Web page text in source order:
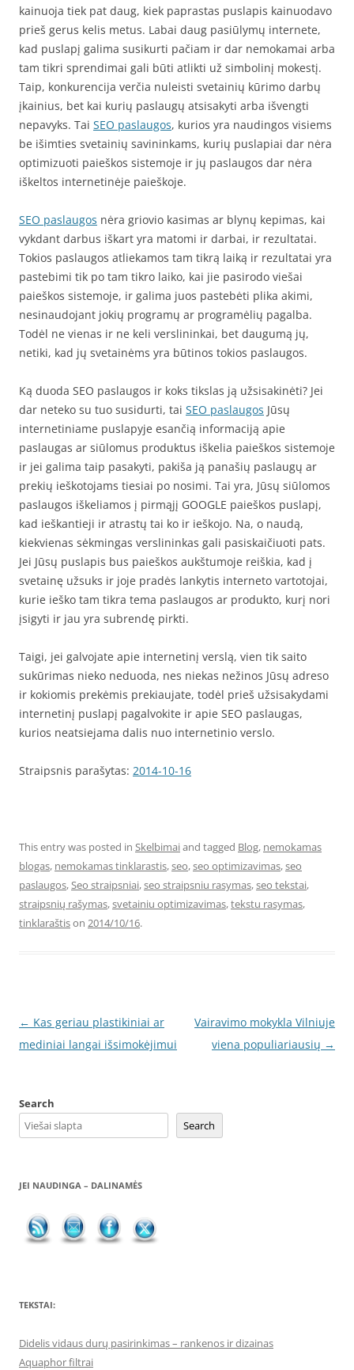
kainuoja tiek pat daug, kiek paprastas puslapis kainuodavo
prieš gerus kelis metus. Labai daug pasiūlymų internete,
kad puslapį galima susikurti pačiam ir dar nemokamai arba
tam tikri sprendimai gali būti atlikti už simbolinį mokestį.
Taip, konkurencija verčia nuleisti svetainių kūrimo darbų
įkainius, bet kai kurių paslaugų atsisakyti arba išvengti
nepavyks. Tai SEO paslaugos, kurios yra naudingos visiems
be išimties svetainių savininkams, kurių puslapiai dar nėra
optimizuoti paieškos sistemoje ir jų paslaugos dar nėra
iškeltos internetinėje paieškoje.
SEO paslaugos nėra griovio kasimas ar blynų kepimas, kai
vykdant darbus iškart yra matomi ir darbai, ir rezultatai.
Tokios paslaugos atliekamos tam tikrą laiką ir rezultatai yra
pastebimi tik po tam tikro laiko, kai jie pasirodo viešai
paieškos sistemoje, ir galima juos pastebėti plika akimi,
nesinaudojant jokių programų ar programėlių pagalba.
Todėl ne vienas ir ne keli verslininkai, bet daugumą jų,
netiki, kad jų svetainėms yra būtinos tokios paslaugos.
Ką duoda SEO paslaugos ir koks tikslas ją užsisakinėti? Jei
dar neteko su tuo susidurti, tai SEO paslaugos Jūsų
internetiniame puslapyje esančią informaciją apie
paslaugas ar siūlomus produktus iškelia paieškos sistemoje
ir jei galima taip pasakyti, pakiša ją panašių paslaugų ar
prekių ieškotojams tiesiai po nosimi. Tai yra, Jūsų siūlomos
paslaugos iškeliamos į pirmąjį GOOGLE paieškos puslapį,
kad ieškantieji ir atrastų tai ko ir ieškojo. Na, o naudą,
kiekvienas sėkmingas verslininkas gali pasiskaičiuoti pats.
Jei Jūsų puslapis bus paieškos aukštumoje reiškia, kad į
svetainę užsuks ir joje pradės lankytis interneto vartotojai,
kurie ieško tam tikra tema paslaugos ar produkto, kurį nori
įsigyti ir jau yra subrendę pirkti.
Taigi, jei galvojate apie internetinį verslą, vien tik saito
sukūrimas nieko neduoda, nes niekas nežinos Jūsų adreso
ir kokiomis prekėmis prekiaujate, todėl prieš užsisakydami
internetinį puslapį pagalvokite ir apie SEO paslaugas,
kurios neatsiejama dalis nuo internetinio verslo.
Straipsnis parašytas: 2014-10-16
This entry was posted in Skelbimaiand tagged Blog, nemokamas
blogas, nemokamas tinklarastis,seo,seo optimizavimas,seo
paslaugos,Seo straipsniai,seo straipsniu rasymas,seo tekstai,
straipsnių rašymas,svetainiu optimizavimas,tekstu rasymas,
tinklaraštison 2014/10/16.
Post
navigation
← Kas geriau plastikiniai ar
mediniai langai išsimokėjimui
Vairavimo mokykla Vilniuje
viena populiariausių →
Search
Search
JEI NAUDINGA – DALINAMĖS
TEKSTAI:
Didelis vidaus durų pasirinkimas – rankenos ir dizainas
Aquaphor filtrai